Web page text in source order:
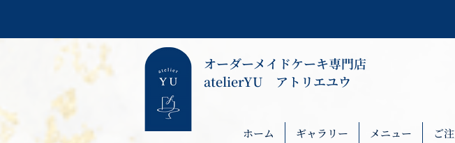
​オーダーメイドケーキ専門店
​atelierYU アトリエユウ
ホーム ギャラリー メニュー ご